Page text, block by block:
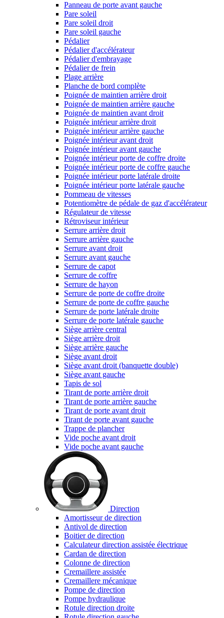
Panneau de porte avant gauche
Pare soleil
Pare soleil droit
Pare soleil gauche
Pédalier
Pédalier d'accélérateur
Pédalier d'embrayage
Pédalier de frein
Plage arrière
Planche de bord complète
Poignée de maintien arrière droit
Poignée de maintien arrière gauche
Poignée de maintien avant droit
Poignée intérieur arrière droit
Poignée intérieur arrière gauche
Poignée intérieur avant droit
Poignée intérieur avant gauche
Poignée intérieur porte de coffre droite
Poignée intérieur porte de coffre gauche
Poignée intérieur porte latérale droite
Poignée intérieur porte latérale gauche
Pommeau de vitesses
Potentiomètre de pédale de gaz d'accélérateur
Régulateur de vitesse
Rétroviseur intérieur
Serrure arrière droit
Serrure arrière gauche
Serrure avant droit
Serrure avant gauche
Serrure de capot
Serrure de coffre
Serrure de hayon
Serrure de porte de coffre droite
Serrure de porte de coffre gauche
Serrure de porte latérale droite
Serrure de porte latérale gauche
Siège arrière central
Siège arrière droit
Siège arrière gauche
Siège avant droit
Siège avant droit (banquette double)
Siège avant gauche
Tapis de sol
Tirant de porte arrière droit
Tirant de porte arrière gauche
Tirant de porte avant droit
Tirant de porte avant gauche
Trappe de plancher
Vide poche avant droit
Vide poche avant gauche
Direction
Amortisseur de direction
Antivol de direction
Boitier de direction
Calculateur direction assistée électrique
Cardan de direction
Colonne de direction
Cremaillere assistée
Cremaillere mécanique
Pompe de direction
Pompe hydraulique
Rotule direction droite